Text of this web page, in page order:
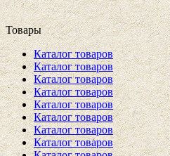
Товары
Каталог товаров
Каталог товаров
Каталог товаров
Каталог товаров
Каталог товаров
Каталог товаров
Каталог товаров
Каталог товаров